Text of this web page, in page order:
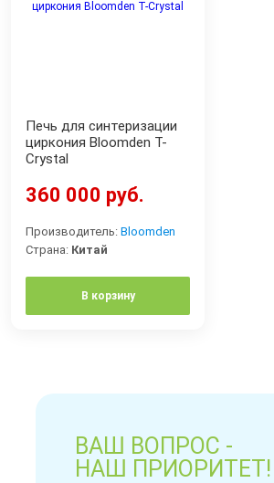
Печь для синтеризации
циркония Bloomden T-
Crystal
360 000 руб.
Производитель: Bloomden
Страна: Китай
В корзину
ВАШ ВОПРОС -
НАШ ПРИОРИТЕТ!